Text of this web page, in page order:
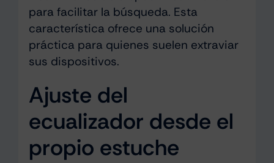
para facilitar la búsqueda. Esta
característica ofrece una solución
práctica para quienes suelen extraviar
sus dispositivos.
Ajuste del
ecualizador desde el
propio estuche